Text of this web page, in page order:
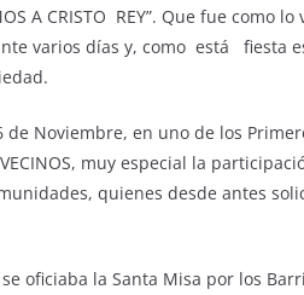
A CRISTO REY”. Que fue como
varios días y, como está fiesta
Noviembre, en uno de los
muy especial la
quienes desde antes
la Santa Misa por los